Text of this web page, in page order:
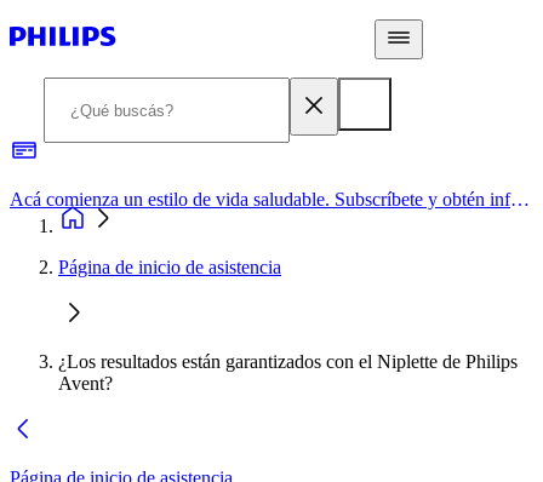
Acá comienza un estilo de vida saludable. Subscríbete y obtén información de primera mano
Página de inicio de asistencia
¿Los resultados están garantizados con el Niplette de Philips
Avent?
Página de inicio de asistencia